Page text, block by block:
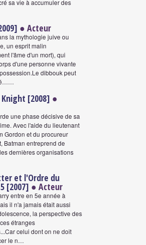
sa vie à accumuler des
● Acteur
la mythologie juive ou
un esprit malin
l'âme d'un mort), qui
d'une personne vivante
dibbouk peut
[2008] ●
une phase décisive de sa
Avec l'aide du lieutenant
Gordon et du procureur
Batman entreprend de
dernières organisations
et l'Ordre du
[2007] ● Acteur
entre en 5e année à
il n'a jamais était aussi
la perspective des
étranges
celui dont on ne doit
le n…